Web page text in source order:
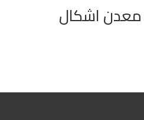
معدن اشكال